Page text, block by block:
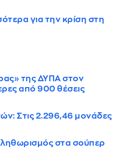
για την κρίση στη
της ΔΥΠΑ στον
από 900 θέσεις
Στις 2.296,46 μονάδες
στα σούπερ